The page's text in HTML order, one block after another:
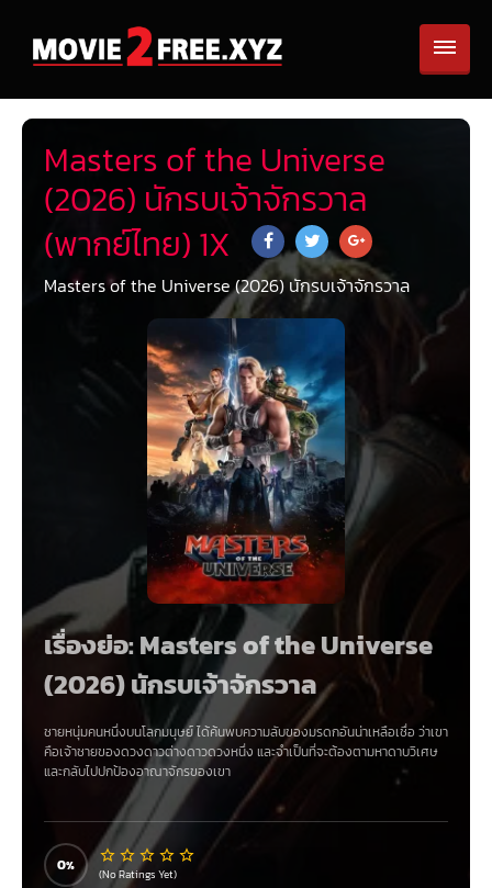
Masters of the Universe
(2026) นักรบเจ้าจักรวาล
(พากย์ไทย) 1X
Masters of the Universe (2026) นักรบเจ้าจักรวาล
เรื่องย่อ: Masters of the Universe
(2026) นักรบเจ้าจักรวาล
ชายหนุ่มคนหนึ่งบนโลกมนุษย์ ได้ค้นพบความลับของมรดกอันน่าเหลือเชื่อ ว่าเขา
คือเจ้าชายของดวงดาวต่างดาวดวงหนึ่ง และจำเป็นที่จะต้องตามหาดาบวิเศษ
และกลับไปปกป้องอาณาจักรของเขา
0 (No Ratings Yet)